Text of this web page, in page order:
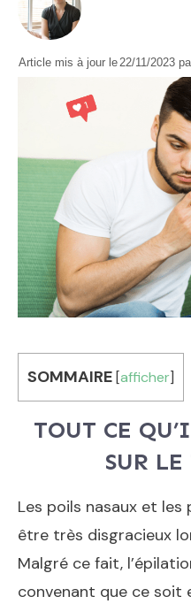
Article mis à jour le22/11/2023
SOMMAIRE [afficher]
TOUT CE
SUR
Les poils nasaux et les
être très disgracieux
Malgré ce fait,
convenant que ce